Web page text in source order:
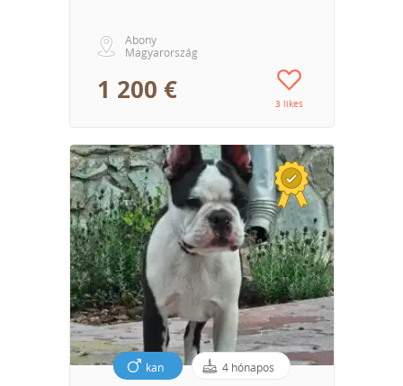
Abony
Magyarország
1 200 € 3 likes
kan 4 hónapos